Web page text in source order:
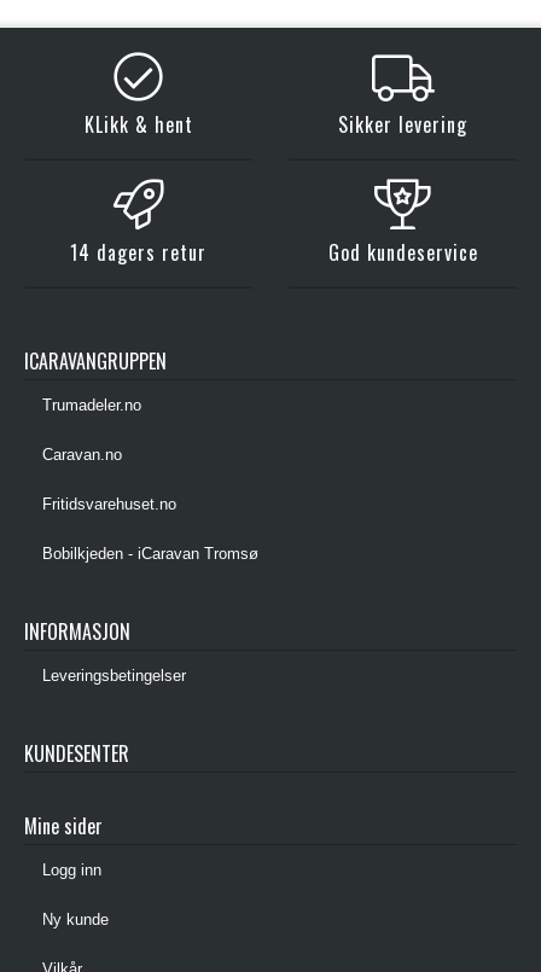
KLikk & hent Sikker levering
14 dagers retur God kundeservice
ICARAVANGRUPPEN
Trumadeler.no
Caravan.no
Fritidsvarehuset.no
Bobilkjeden - iCaravan Tromsø
INFORMASJON
Leveringsbetingelser
KUNDESENTER
Mine sider
Logg inn
Ny kunde